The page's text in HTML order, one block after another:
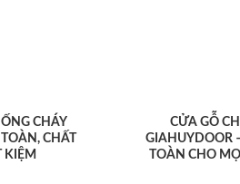
CHÁY
CHẤT
KIỆM
CỬA GỖ
GIAHUYDOOR
TOÀN CHO